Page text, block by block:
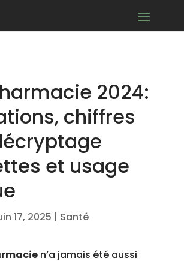
2024:
chiffres
et usage
17, 2025 | Santé
n’a jamais été aussi